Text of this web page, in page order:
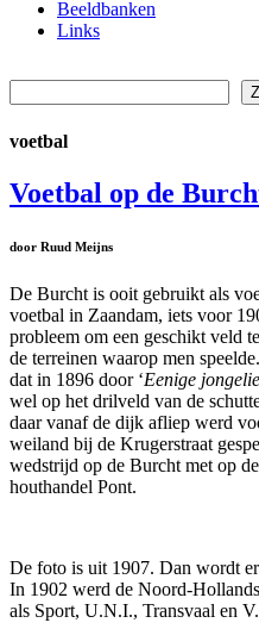
Beeldbanken
Links
voetbal
Voetbal op de
door Ruud Meijns
De Burcht is ooit gebruikt als
voetbal in Zaandam, iets voor
probleem om een geschikt veld
de terreinen waarop men
dat in 1896 door ‘Eenige
wel op het drilveld van de
daar vanaf de dijk afliep werd
weiland bij de Krugerstraat
wedstrijd op de Burcht met op
houthandel Pont.
De foto is uit 1907. Dan wordt
In 1902 werd de Noord-
als Sport, U.N.I., Transvaal en